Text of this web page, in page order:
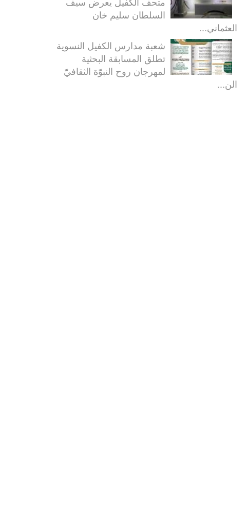
السلطان سليم خان
العثماني...
شعبة مدارس الكفيل النسوية
تطلق المسابقة البحثية
لمهرجان روح النبوّة الثقافيّ
الن...